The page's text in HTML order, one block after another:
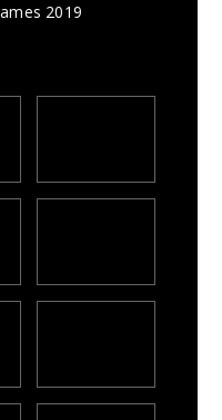
2019